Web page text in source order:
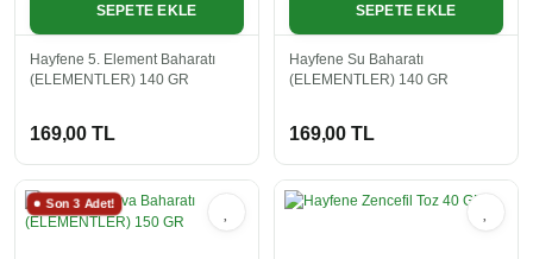
SEPETE EKLE
Hayfene 5. Element Baharatı
(ELEMENTLER) 140 GR
169,00 TL
SEPETE EKLE
Hayfene Su Baharatı
(ELEMENTLER) 140 GR
169,00 TL
Son 3 Adet!